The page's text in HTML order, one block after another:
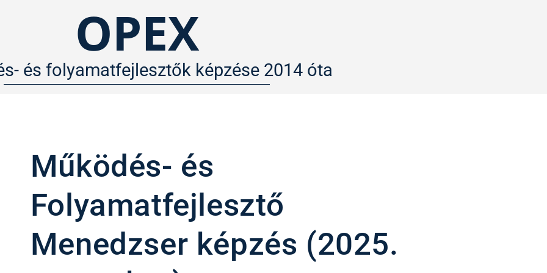
OPEX
és folyamatfejlesztők képzése 2014 óta
Működés- és
Folyamatfejlesztő
Menedzser képzés (2025.